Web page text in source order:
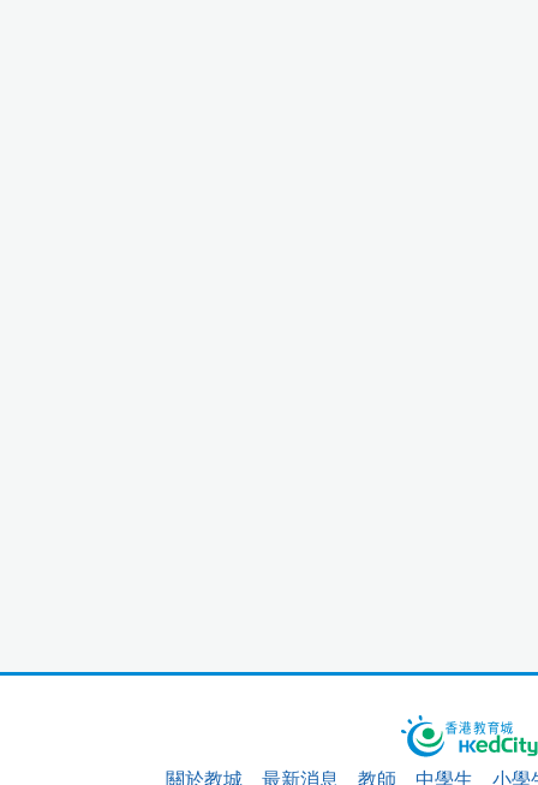
關於教城 最新消息 教師 中學生 小學